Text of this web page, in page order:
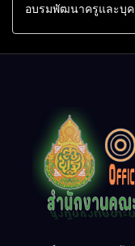
อบรมพัฒนาครูและบุค